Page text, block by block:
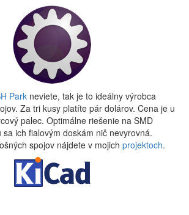
Park neviete, tak je to ideálny výrobca
Za tri kusy platíte pár dolárov. Cena je u
palec. Optimálne riešenie na SMD
sa ich fialovým doskám nič nevyrovná.
spojov nájdete v mojich projektoch.